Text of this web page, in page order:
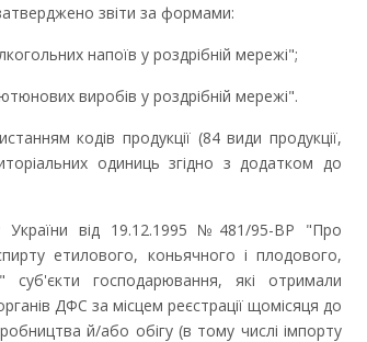
звіти за формами:
напоїв у роздрібній мережі";
виробів у роздрібній мережі".
кодів продукції (84 види продукції,
одиниць згідно з додатком до
від 19.12.1995 №481/95-ВР "Про
етилового, коньячного і плодового,
господарювання, які отримали
ДФС за місцем реєстрації щомісяця до
й/або обігу (в тому числі імпорту